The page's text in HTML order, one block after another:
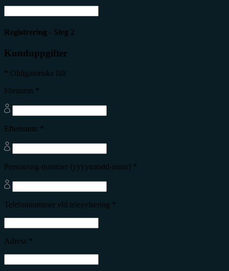
Registrering - Steg 2
Kunduppgifter
* Obligatoriska fält
Förnamn *
Efternamn *
Person/org-nummer (yyyymmdd-nnnn) *
Telefonnummer vid teleavisering *
Adress *